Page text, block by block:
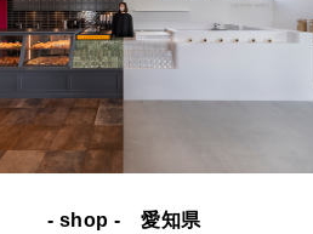
- shop - 愛知県